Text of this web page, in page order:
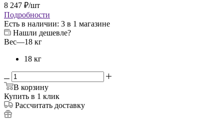
8 247 ₽/шт
Подробности
Есть в наличии: 3 в 1 магазине
Нашли дешевле?
Вес—18 кг
18 кг
В корзину
Купить в 1 клик
Рассчитать доставку